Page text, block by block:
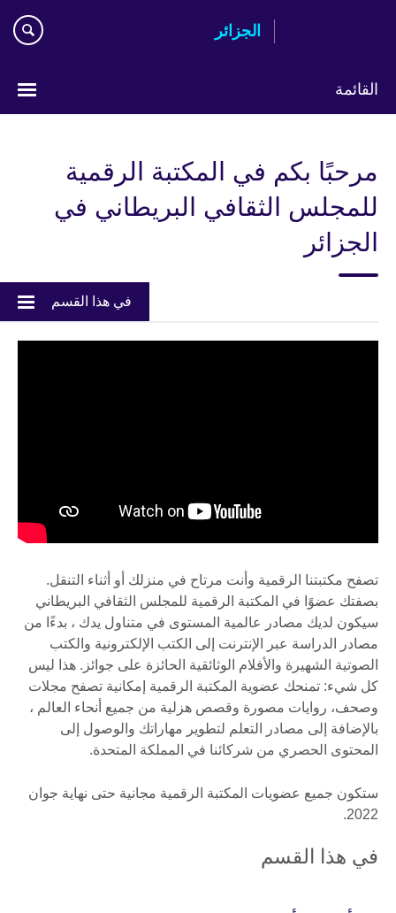
الجزائر
القائمة
language
مرحبًا بكم في المكتبة الرقمية
للمجلس الثقافي البريطاني في
الجزائر
في هذا القسم
تصفح مكتبتنا الرقمية وأنت مرتاح في منزلك أو أثناء التنقل.
بصفتك عضوًا في المكتبة الرقمية للمجلس الثقافي البريطاني
سيكون لديك مصادر عالمية المستوى في متناول يدك ، بدءًا من
مصادر الدراسة عبر الإنترنت إلى الكتب الإلكترونية والكتب
الصوتية الشهيرة والأفلام الوثائقية الحائزة على جوائز. هذا ليس
كل شيء: تمنحك عضوية المكتبة الرقمية إمكانية تصفح مجلات
وصحف، روايات مصورة وقصص هزلية من جميع أنحاء العالم ،
بالإضافة إلى مصادر التعلم لتطوير مهاراتك والوصول إلى
المحتوى الحصري من شركائنا في المملكة المتحدة.
ستكون جميع عضويات المكتبة الرقمية مجانية حتى نهاية جوان
2022.
في هذا القسم